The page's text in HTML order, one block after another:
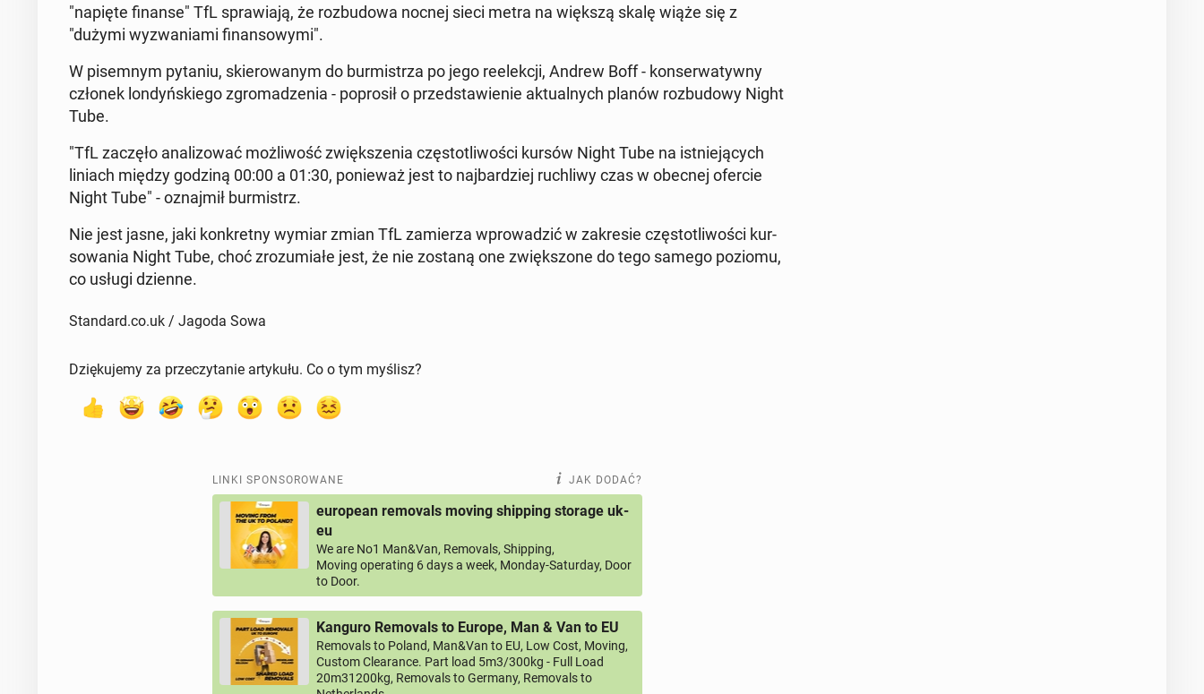
"napięte finanse" TfL spra­wia­ją, że roz­bu­do­wa nocnej sieci metra na większą skalę wiąże się z
"dużymi wy­zwa­nia­mi fi­nan­so­wy­mi".
W pi­sem­nym pytaniu, skie­ro­wa­nym do bur­mi­strza po jego re­elek­cji, Andrew Boff - kon­ser­wa­tyw­ny
członek lon­dyń­skie­go zgro­ma­dze­nia - po­pro­sił o przed­sta­wie­nie ak­tu­al­nych planów roz­bu­do­wy Night
Tube.
"TfL zaczęło ana­li­zo­wać moż­li­wość zwięk­sze­nia czę­sto­tli­wo­ści kursów Night Tube na ist­nie­ją­cych
liniach między godziną 00:00 a 01:30, po­nie­waż jest to naj­bar­dziej ru­chli­wy czas w obecnej ofercie
Night Tube" - oznaj­mił bur­mistrz.
Nie jest jasne, jaki kon­kret­ny wymiar zmian TfL za­mie­rza wpro­wa­dzić w za­kre­sie czę­sto­tli­wo­ści kur­
so­wa­nia Night Tube, choć zro­zu­mia­łe jest, że nie zostaną one zwięk­szo­ne do tego samego poziomu,
co usługi dzienne.
Standard.co.uk / Jagoda Sowa
Dziękujemy za przeczytanie artykułu. Co o tym myślisz?
LINKI SPONSOROWANE JAK DODAĆ?
european removals moving shipping storage uk-
eu
We are No1 Man&Van, Removals, Shipping,
Moving operating 6 days a week, Monday-Saturday, Door
to Door.
Kanguro Removals to Europe, Man & Van to EU
Removals to Poland, Man&Van to EU, Low Cost, Moving,
Custom Clearance. Part load 5m3/300kg - Full Load
20m31200kg, Removals to Germany, Removals to